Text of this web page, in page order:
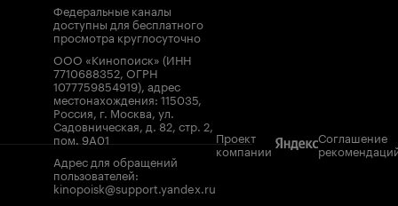
Федеральные каналы
доступны для бесплатного
просмотра круглосуточно
ООО «Кинопоиск» (ИНН
7710688352, ОГРН
1077759854919), адрес
местонахождения: 115035,
Россия, г. Москва, ул.
Садовническая, д. 82, стр. 2,
пом. 9А01
Адрес для обращений
пользователей:
kinopoisk@support.yandex.ru
Проект
компании
Соглашение